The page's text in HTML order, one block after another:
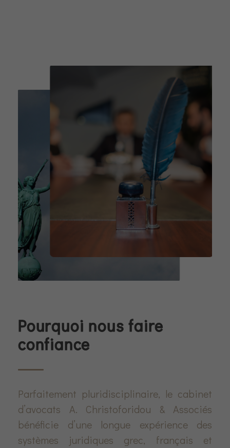
Pourquoi nous faire
confiance
Parfaitement pluridisciplinaire, le cabinet
d’avocats A. Christoforidou & Associés
bénéficie d’une longue expérience des
systèmes juridiques grec, français et